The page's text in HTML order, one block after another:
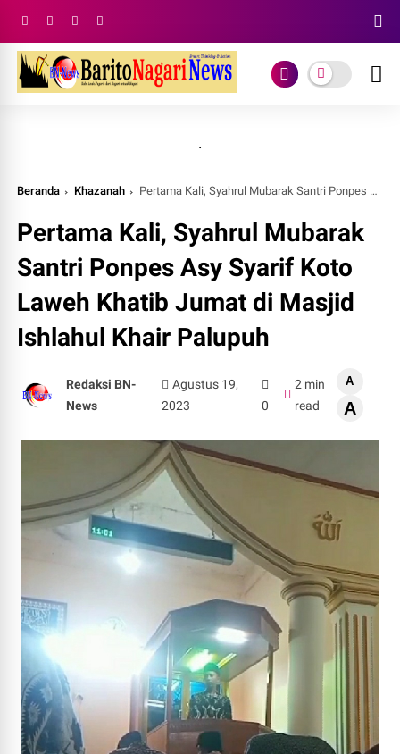
.
Beranda Khazanah Pertama Kali, Syahrul Mubarak Santri Ponpes Asy Syarif Koto Laweh Khatib Jumat di Masjid Ishlahul Khair Palupuh
Pertama Kali, Syahrul Mubarak
Santri Ponpes Asy Syarif Koto
Laweh Khatib Jumat di Masjid
Ishlahul Khair Palupuh
Redaksi BN-
News
Agustus 19,
2023
0
2 min
read
A
A